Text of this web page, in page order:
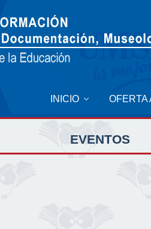
INICIO OFERTA
EVENTOS